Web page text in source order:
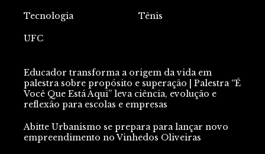
Tecnologia Tênis
UFC
Educador transforma a origem da vida em
palestra sobre propósito e superação | Palestra “É
Você Que Está Aqui” leva ciência, evolução e
reflexão para escolas e empresas
Abitte Urbanismo se prepara para lançar novo
empreendimento no Vinhedos Oliveiras